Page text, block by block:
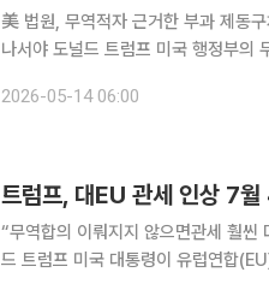
美 법원, 무역적자 근거한 부과 제동
나서야 도널드 트럼프 미국 행정부의 무역법 제122조 관세가 다시 법원 문턱에서 제동이 걸렸다. 미
프 대통령은 곧바로 1974년 무역법
2026-05-14 06:00
트럼프, 대EU 관세 인상 7
“무역합의 이뤄지지 않으면관세 훨
드 트럼프 미국 대통령이 유럽연합